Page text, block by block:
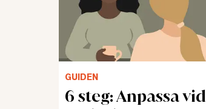
GUIDEN
6 steg: Anpassa vid